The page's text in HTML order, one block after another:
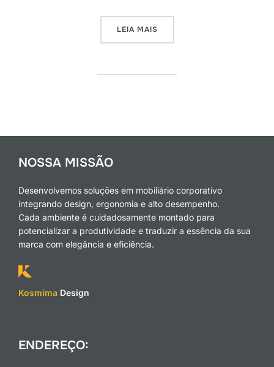
LEIA MAIS“AMBIENTES
NOSSA MISSÃO
Desenvolvemos soluções em mobiliário corporativo
integrando design, ergonomia e alto desempenho.
Cada ambiente é cuidadosamente montado para
potencializar a produtividade e traduzir a essência da sua
marca com elegância e eficiência.
Kosmima Design
ENDEREÇO: